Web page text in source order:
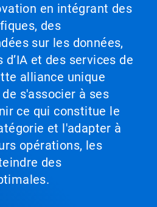
en intégrant des
des
sur les données,
et des services de
alliance unique
s'associer à ses
ce qui constitue le
et l'adapter à
opérations, les
des